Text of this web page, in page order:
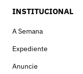
INSTITUCIONAL
A Semana
Expediente
Anuncie